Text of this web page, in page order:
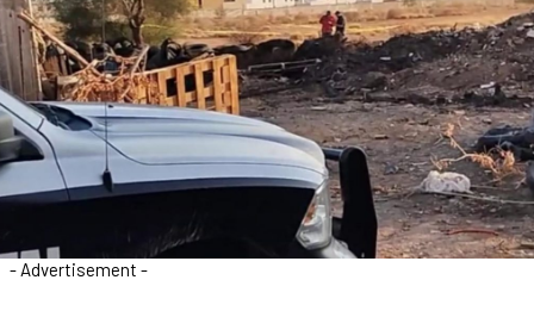
- Advertisement -